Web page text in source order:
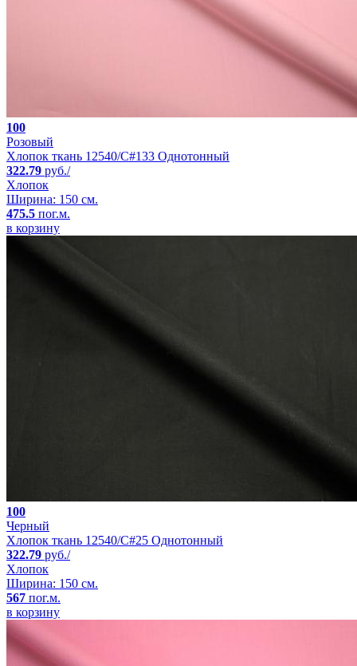
100
Розовый
Хлопок ткань 12540/C#133 Однотонный
322.79 руб./
Хлопок
Ширина: 150 см.
475.5 пог.м.
в корзину
100
Черный
Хлопок ткань 12540/C#25 Однотонный
322.79 руб./
Хлопок
Ширина: 150 см.
567 пог.м.
в корзину